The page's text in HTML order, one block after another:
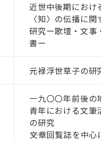
近世中後期における
〈知〉の伝播に関す
研究ー歌壇・文事・
書ー
元禄浮世草子の研究
一九〇〇年前後の地
青年における文筆活
の研究
――文章回覧誌を中心に――